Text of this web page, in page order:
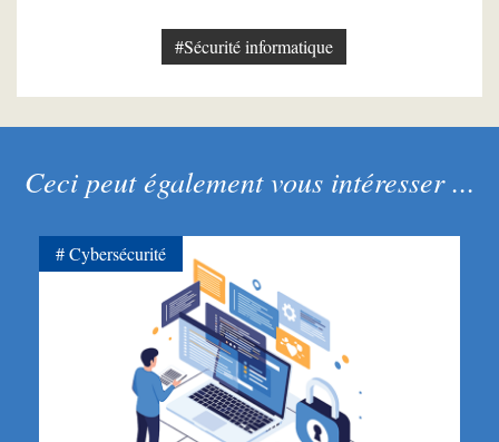
#Sécurité informatique
Ceci peut également vous intéresser ...
Cybersécurité